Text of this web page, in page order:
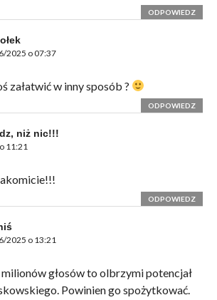
ODPOWIEDZ
2025 o 07:37
załatwić w inny sposób ?
ODPOWIEDZ
niż nic!!!
11:21
ODPOWIEDZ
2025 o 13:21
milionów głosów to olbrzymi potencjał
Powinien go spożytkować.